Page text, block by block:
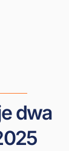
dwa